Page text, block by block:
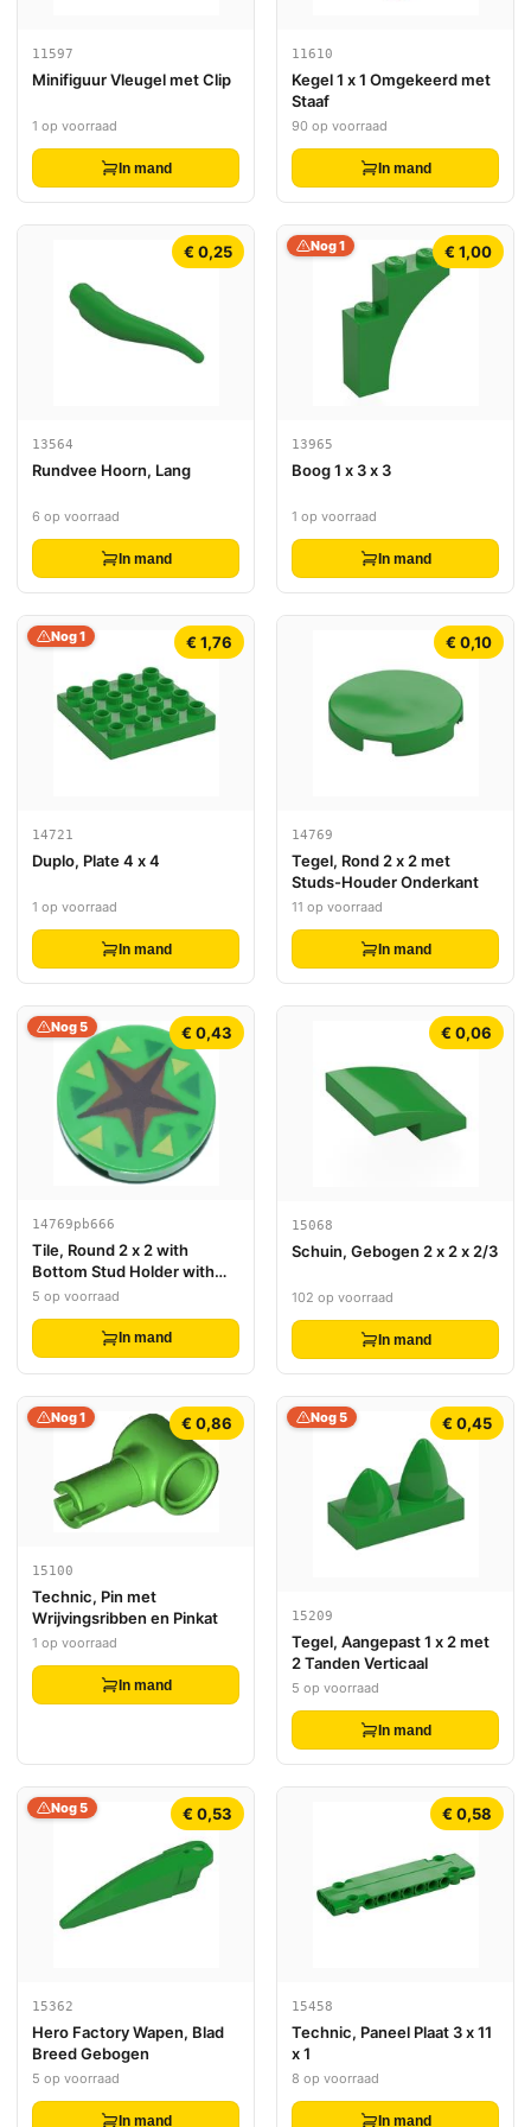
11597
Minifiguur Vleugel met Clip
1 op voorraad
In mand
11610
Kegel 1 x 1 Omgekeerd met
Staaf
90 op voorraad
In mand
€ 0,25
13564
Rundvee Hoorn, Lang
6 op voorraad
In mand
€ 1,00
Nog 1
13965
Boog 1 x 3 x 3
1 op voorraad
In mand
€ 1,76
Nog 1
14721
Duplo, Plate 4 x 4
1 op voorraad
In mand
€ 0,10
14769
Tegel, Rond 2 x 2 met
Studs-Houder Onderkant
11 op voorraad
In mand
€ 0,43
Nog 5
14769pb666
Tile, Round 2 x 2 with
Bottom Stud Holder with
Dark Brown and Reddish
Green and Lime Triangles
Pattern (Animal Crossing
Fossil Dig Spot)
5 op voorraad
In mand
€ 0,06
15068
Schuin, Gebogen 2 x 2 x 2/3
102 op voorraad
In mand
€ 0,86
Nog 1
15100
Technic, Pin met
Wrijvingsribben en Pinkat
1 op voorraad
In mand
€ 0,45
Nog 5
15209
Tegel, Aangepast 1 x 2 met
2 Tanden Verticaal
5 op voorraad
In mand
€ 0,53
Nog 5
15362
Hero Factory Wapen, Blad
Breed Gebogen
5 op voorraad
In mand
€ 0,58
15458
Technic, Paneel Plaat 3 x 11
x 1
8 op voorraad
In mand